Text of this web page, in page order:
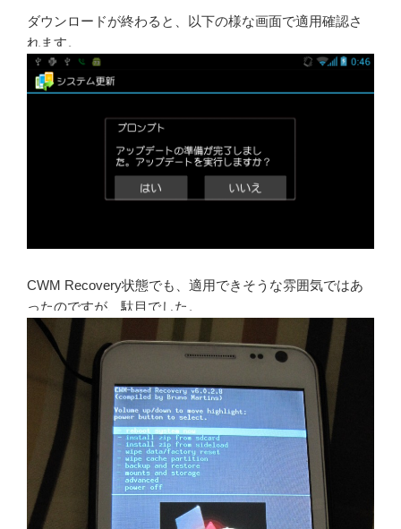
ダウンロードが終わると、以下の様な画面で適用確認さ
れます。
CWM Recovery状態でも、適用できそうな雰囲気ではあ
ったのですが、駄目でした。